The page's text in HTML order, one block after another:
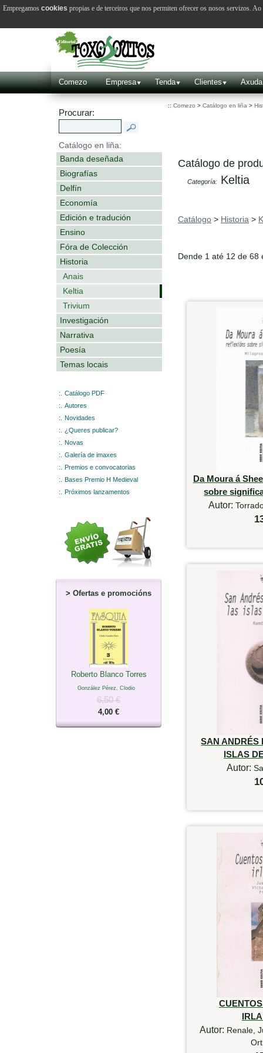
Comezo Empresa Tenda Clientes Axuda
Procurar:
Catálogo en liña:
Banda deseñada
Biografías
Delfín
Economía
Edición e tradución
Ensino
Fóra de Colección
Historia
Anais
Keltia
Trivium
Investigación
Narrativa
Poesía
Temas locais
:.
Catálogo PDF
:.
Autores
:.
Novidades
:.
¿Queres publicar?
:.
Novas
:.
Galería de imaxes
:.
Premios e convocatorias
:.
Bases Premio H Medieval
:.
Próximos lanzamentos
> Ofertas e promocións
Roberto Blanco Torres
González Pérez, Clodio
6,50 €
4,00 €
:: Comezo > Catálogo en liña >
Catálogo de
Categoría: Keltia
Catálogo > Historia >
Dende 1 até 12 de 68
Da Moura á
sobre
Autor:
SAN ANDRÉS
ISLAS
Autor:
Autor: Renale,
Empregamos cookies propias e de terceiros que nos permiten ofrecer os nosos servizos.